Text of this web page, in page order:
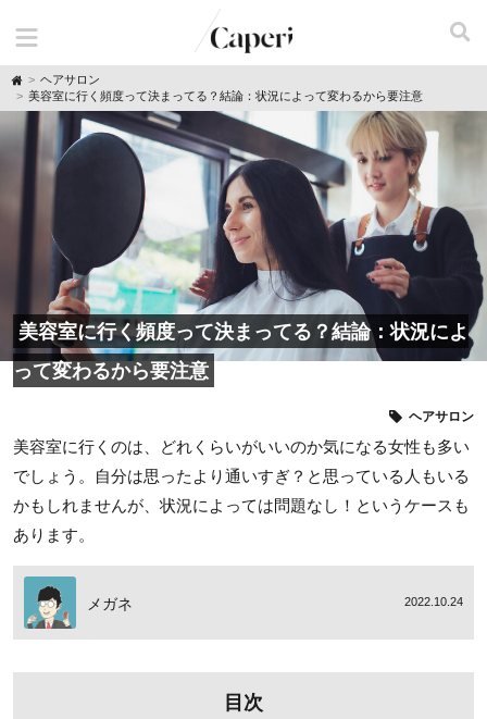
H
o
m
e
ヘアサロン
美容室に行く頻度って決まってる？結論：状況によって変わるから要注意
美容室に行く頻度って決まってる？結論：状況によ
って変わるから要注意
ヘアサロン
美容室に行くのは、どれくらいがいいのか気になる女性も多い
でしょう。自分は思ったより通いすぎ？と思っている人もいる
かもしれませんが、状況によっては問題なし！というケースも
あります。
メガネ 2022.10.24
目次